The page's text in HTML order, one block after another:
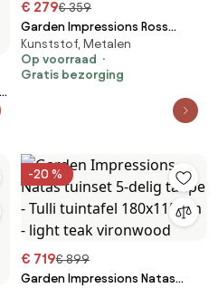
€ 279€ 359
Garden Impressions Ross
tuinset 3-delig zwart - Mina
tuintafel 90x90 cm
Kunststof, Metalen
Op voorraad
Gratis bezorging
-20 %
€ 719€ 899
Garden Impressions Natas